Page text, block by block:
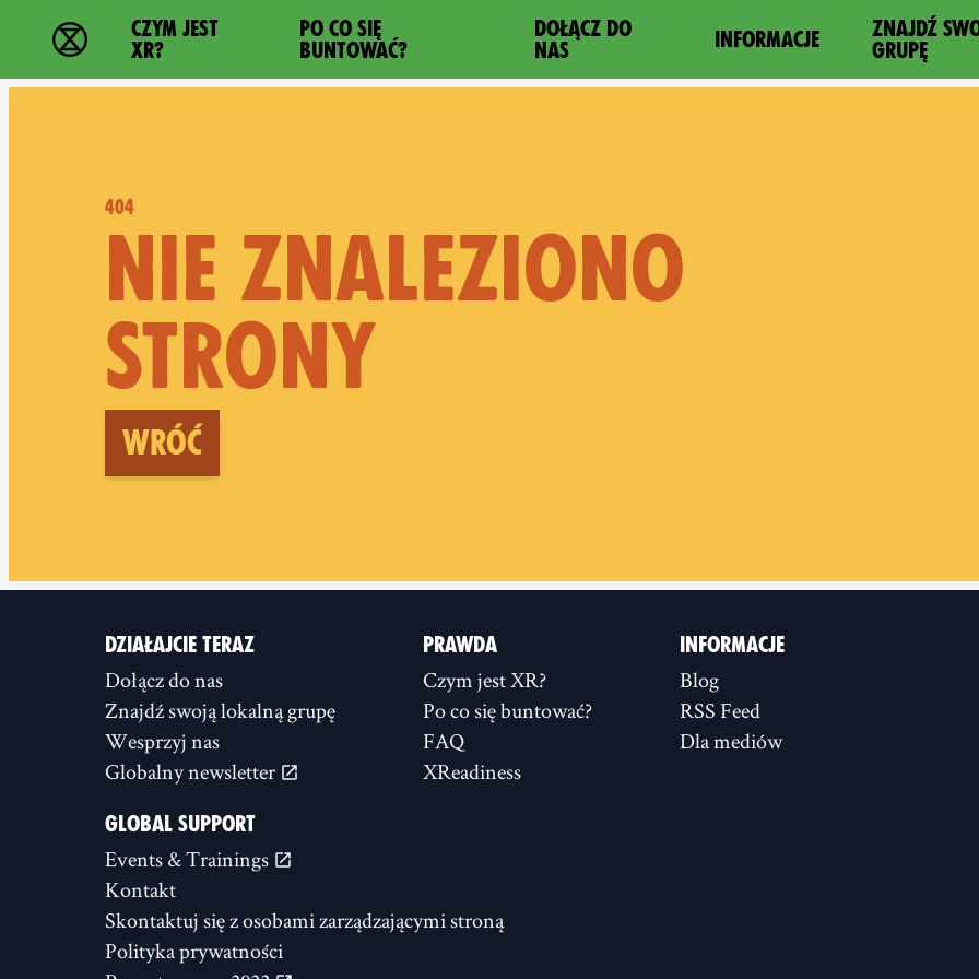
Extinction Rebellion - Home
CZYM JEST
XR?
PO CO SIĘ
BUNTOWAĆ?
DOŁĄCZ DO
NAS
INFORMACJE
ZNAJDŹ
GRUPĘ
404
NIE ZNALEZIONO
STRONY
Wróć
DZIAŁAJCIE TERAZ
Dołącz do nas
Znajdź swoją lokalną grupę
Wesprzyj nas
Globalny newsletter
PRAWDA
Czym jest XR?
Po co się buntować?
FAQ
XReadiness
INFORMACJE
Blog
RSS Feed
Dla mediów
GLOBAL SUPPORT
Events & Trainings
Kontakt
Skontaktuj się z osobami zarządzającymi stroną
Polityka prywatności